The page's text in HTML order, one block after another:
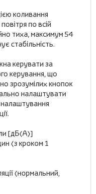
коливання
по всій
тиха, максимум 54
стабільність.
керувати за
керування, що
зрозумілих кнопок
налаштувати
[дБ(А)]
(з кроком 1
(нормальний,